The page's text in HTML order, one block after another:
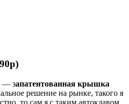
— запатентованная крышка
решение на рынке, такого я
то сам я с таким автоклавом